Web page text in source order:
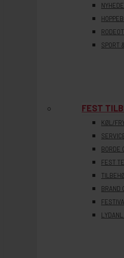
SPORT
FEST
KØL/
BORDE
FEST
BRAND